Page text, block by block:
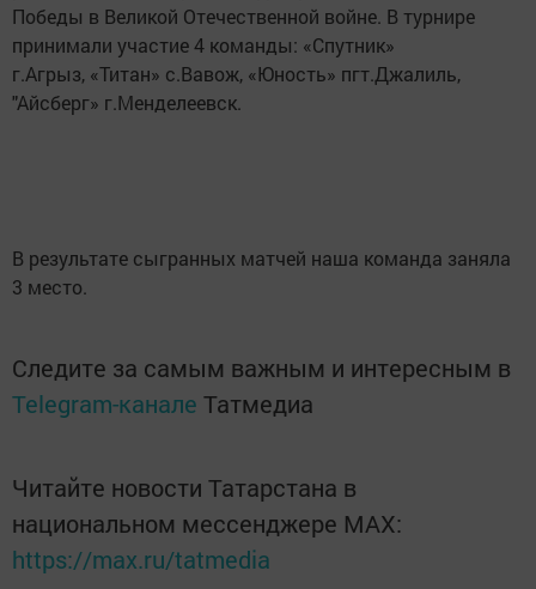
Победы в Великой Отечественной войне. В турнире
принимали участие 4 команды: «Спутник»
г.Агрыз, «Титан» с.Вавож, «Юность» пгт.Джалиль,
"Айсберг» г.Менделеевск.
В результате сыгранных матчей наша команда заняла
3 место.
Следите за самым важным и интересным в
Telegram-канале Татмедиа
Читайте новости Татарстана в
национальном мессенджере MАХ:
https://max.ru/tatmedia